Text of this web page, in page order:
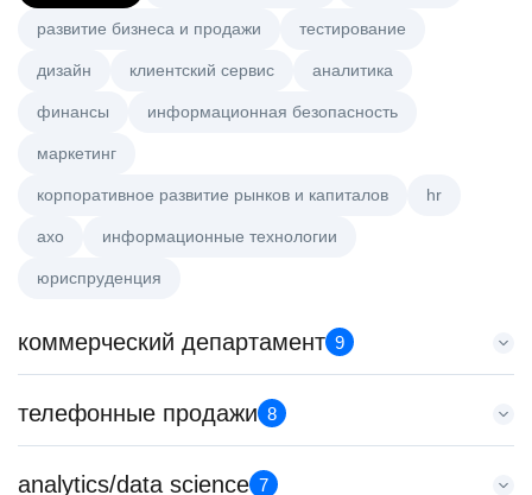
развитие бизнеса и продажи тестирование
дизайн клиентский сервис аналитика
финансы информационная безопасность
маркетинг
корпоративное развитие рынков и капиталов hr
axo информационные технологии
юриспруденция
коммерческий департамент 9
Key Account Manager (EdTech)
HeadHunter::Коммерческий департамент
150000 ₽
телефонные продажи 8
Менеджер по привлечению клиентов (B2B)
analytics/data science 7